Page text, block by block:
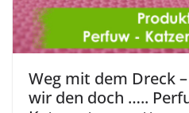
Weg mit dem Dreck
wir den doch …..